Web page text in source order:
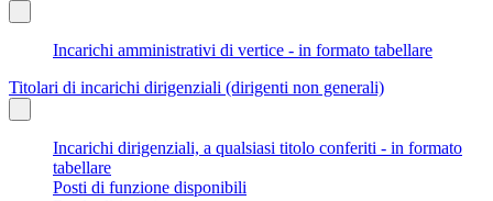
Incarichi amministrativi di vertice - in formato tabellare
Titolari di incarichi dirigenziali (dirigenti non generali)
Incarichi dirigenziali, a qualsiasi titolo conferiti - in formato
tabellare
Posti di funzione disponibili